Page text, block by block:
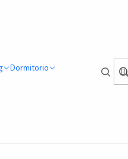
Dormitorio
Lino